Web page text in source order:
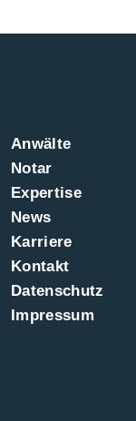
Anwälte
Notar
Expertise
News
Karriere
Kontakt
Datenschutz
Impressum